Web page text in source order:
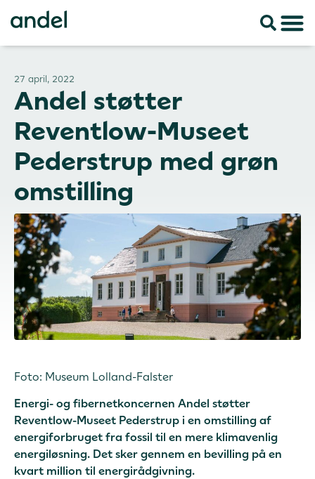
27 april, 2022
Andel støtter
Reventlow-Museet
Pederstrup med grøn
omstilling
Foto: Museum Lolland-Falster
Energi- og fibernetkoncernen Andel støtter
Reventlow-Museet Pederstrup i en omstilling af
energiforbruget fra fossil til en mere klimavenlig
energiløsning. Det sker gennem en bevilling på en
kvart million til energirådgivning.